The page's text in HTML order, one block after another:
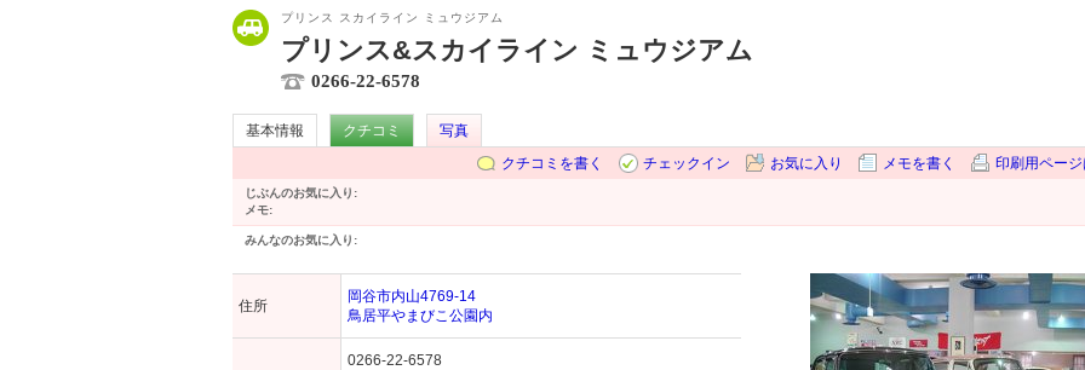
プリンス スカイライン ミュウジアム
プリンス&スカイライン ミュウジアム
0266-22-6578
基本情報 クチコミ
写真
クチコミを書く
チェックイン お気に入り メモを書く 印刷用ページ
じぶんのお気に入り:
メモ:
みんなのお気に入り:
住所
岡谷市内山4769-14
鳥居平やまびこ公園内
0266-22-6578